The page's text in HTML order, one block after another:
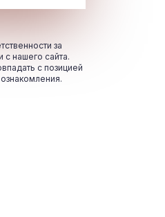
за
нашего сайта.
с позицией